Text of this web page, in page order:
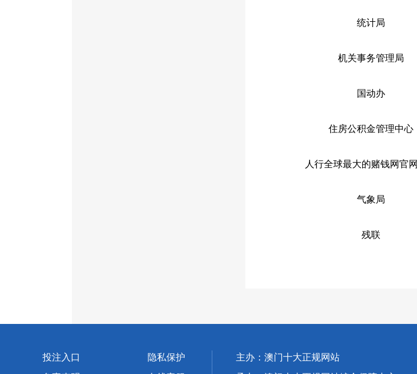
统计局
机关事务管理局
国动办
住房公积金管理中心
人行全球最大的赌钱网官
气象局
残联
投注入口
隐私保护
主办：澳门十大正规网站